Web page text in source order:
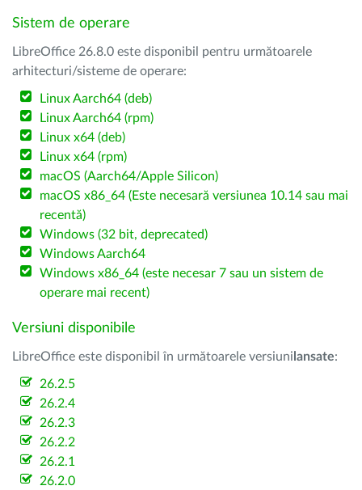
Sistem de operare
LibreOffice 26.8.0 este disponibil pentru următoarele
arhitecturi/sisteme de operare:
Linux Aarch64 (deb)
Linux Aarch64 (rpm)
Linux x64 (deb)
Linux x64 (rpm)
macOS (Aarch64/Apple Silicon)
macOS x86_64 (Este necesară versiunea 10.14 sau mai
recentă)
Windows (32 bit, deprecated)
Windows Aarch64
Windows x86_64 (este necesar 7 sau un sistem de
operare mai recent)
Versiuni disponibile
LibreOffice este disponibil în următoarele versiuni lansate:
26.2.5
26.2.4
26.2.3
26.2.2
26.2.1
26.2.0